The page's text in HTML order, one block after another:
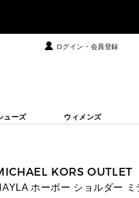
ログイン・会員登録
ューズ ウィメンズ
KORS OUTLET
ホーボー ショルダー